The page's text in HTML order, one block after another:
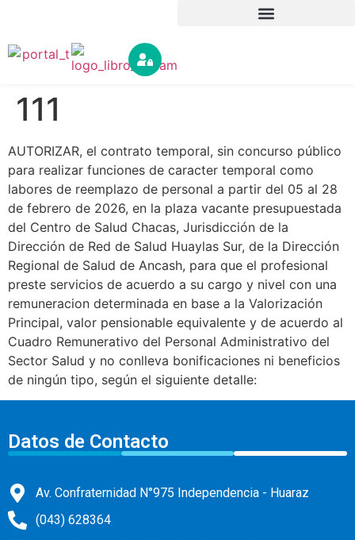
111
AUTORIZAR, el contrato temporal, sin concurso público
para realizar funciones de caracter temporal como
labores de reemplazo de personal a partir del 05 al 28
de febrero de 2026, en la plaza vacante presupuestada
del Centro de Salud Chacas, Jurisdicción de la
Dirección de Red de Salud Huaylas Sur, de la Dirección
Regional de Salud de Ancash, para que el profesional
preste servicios de acuerdo a su cargo y nivel con una
remuneracion determinada en base a la Valorización
Principal, valor pensionable equivalente y de acuerdo al
Cuadro Remunerativo del Personal Administrativo del
Sector Salud y no conlleva bonificaciones ni beneficios
de ningún tipo, según el siguiente detalle:
Datos de Contacto
Av. Confraternidad N°975 Independencia - Huaraz
(043) 628364